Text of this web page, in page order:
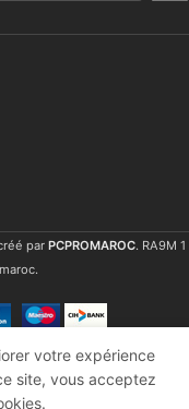
par PCPROMAROC. RA9M 1
votre expérience
site, vous acceptez